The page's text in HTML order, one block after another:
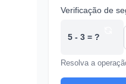
Verificação de
5 - 3 = ?
Resolva a